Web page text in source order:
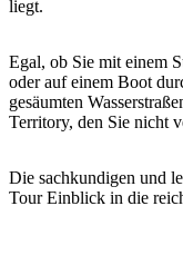
liegt.
Egal, ob Sie mit einem
oder auf einem Boot
gesäumten
Territory, den Sie nicht
Die sachkundigen und
Tour Einblick in die